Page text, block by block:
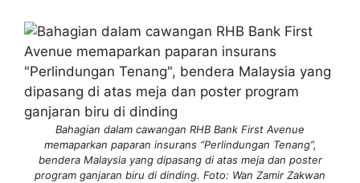
Bahagian dalam cawangan RHB Bank First Avenue
memaparkan paparan insurans “Perlindungan Tenang”,
bendera Malaysia yang dipasang di atas meja dan poster
program ganjaran biru di dinding. Foto: Wan Zamir Zakwan